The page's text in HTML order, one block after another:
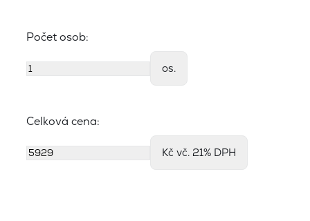
Počet osob:
os.
Celková cena:
Kč vč. 21% DPH